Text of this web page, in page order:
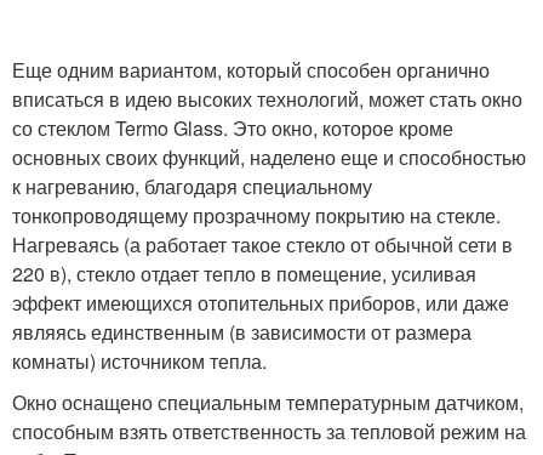
Еще одним вариантом, который способен органично
вписаться в идею высоких технологий, может стать окно
со стеклом Termo Glass. Это окно, которое кроме
основных своих функций, наделено еще и способностью
к нагреванию, благодаря специальному
тонкопроводящему прозрачному покрытию на стекле.
Нагреваясь (а работает такое стекло от обычной сети в
220 в), стекло отдает тепло в помещение, усиливая
эффект имеющихся отопительных приборов, или даже
являясь единственным (в зависимости от размера
комнаты) источником тепла.
Окно оснащено специальным температурным датчиком,
способным взять ответственность за тепловой режим на